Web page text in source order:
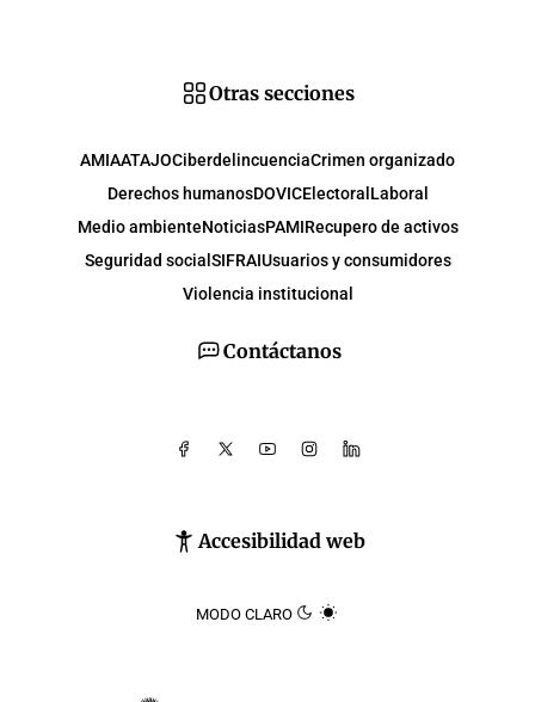
Contáctanos
Accesibilidad web
MODO CLARO
Otras secciones
AMIAATAJOCiberdelincuenciaCrimen organizado
Derechos humanosDOVICElectoral Laboral
Medio ambienteNoticiasPAMIRecupero de activos
Seguridad social SIFRAIUsuarios y consumidores
Violencia institucional